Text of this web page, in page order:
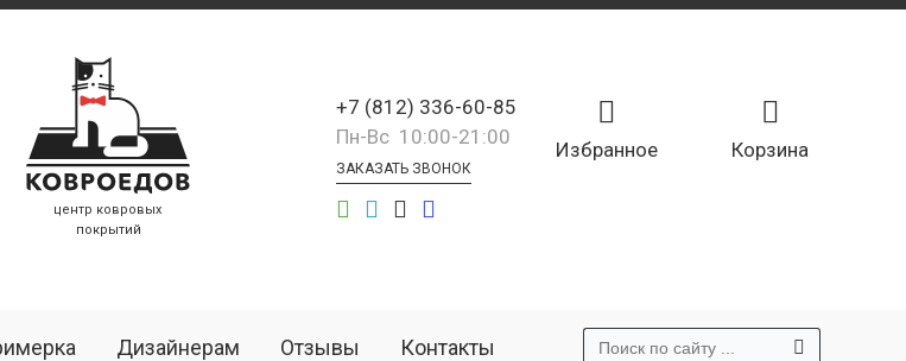
центр ковровых
покрытий
Корзина
Избранное
+7 (812) 336-60-85
Пн-Вс 10:00-21:00
ЗАКАЗАТЬ ЗВОНОК
Дизайнерам Отзывы Контакты